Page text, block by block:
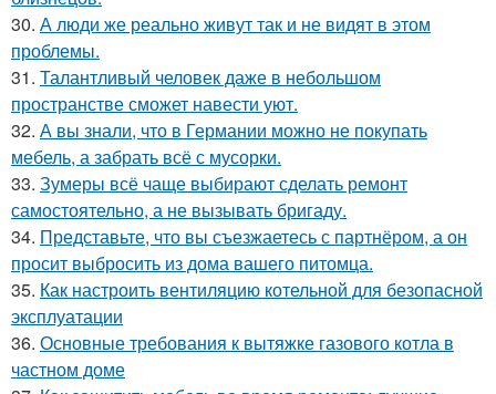
30. А люди же реально живут так и не видят в этом
проблемы.
31. Талантливый человек даже в небольшом
пространстве сможет навести уют.
32. А вы знали, что в Германии можно не покупать
мебель, а забрать всё с мусорки.
33. Зумеры всё чаще выбирают сделать ремонт
самостоятельно, а не вызывать бригаду.
34. Представьте, что вы съезжаетесь с партнёром, а он
просит выбросить из дома вашего питомца.
35. Как настроить вентиляцию котельной для безопасной
эксплуатации
36. Основные требования к вытяжке газового котла в
частном доме